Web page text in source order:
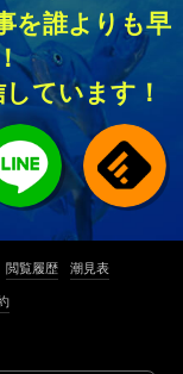
を誰よりも早
ています！
閲覧履歴 潮見表